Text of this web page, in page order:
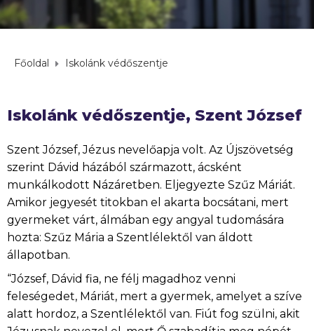
Főoldal Iskolánk védőszentje
Iskolánk védőszentje, Szent József
Szent József, Jézus nevelőapja volt. Az Újszövetség
szerint Dávid házából származott, ácsként
munkálkodott Názáretben. Eljegyezte Szűz Máriát.
Amikor jegyesét titokban el akarta bocsátani, mert
gyermeket várt, álmában egy angyal tudomására
hozta: Szűz Mária a Szentlélektől van áldott
állapotban.
“József, Dávid fia, ne félj magadhoz venni
feleségedet, Máriát, mert a gyermek, amelyet a szíve
alatt hordoz, a Szentlélektől van. Fiút fog szülni, akit